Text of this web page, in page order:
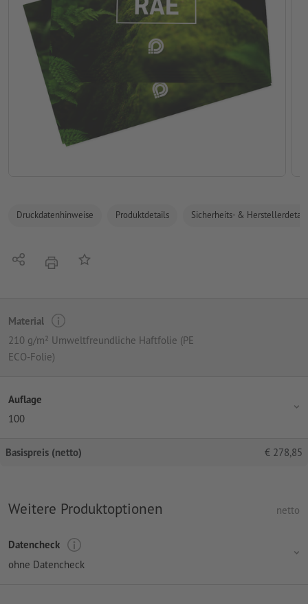
Druckdatenhinweise Produktdetails Sicherheits- &
Teilen DruckenAuf die Merkliste
Material
210 g/m² Umweltfreundliche Haftfolie (PE
ECO-Folie)
Auflage
100
Basispreis (netto) € 278,85
Weitere Produktoptionen netto
Datencheck
ohne Datencheck